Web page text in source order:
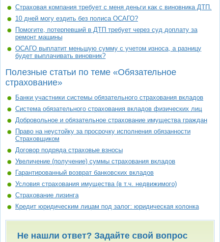
Страховая компания требует с меня деньги как с виновника ДТП.
10 дней могу ездить без полиса ОСАГО?
Помогите, потерпевший в ДТП требует через суд доплату за
ремонт машины
ОСАГО выплатит меньшую сумму с учетом износа, а разницу
будет выплачивать виновник?
Полезные статьи по теме «Обязательное
страхование»
Банки участники системы обязательного страхования вкладов
Система обязательного страхования вкладов физических лиц
Добровольное и обязательное страхование имущества граждан
Право на неустойку за просрочку исполнения обязанности
Страховщиком
Договор подряда страховые взносы
Увеличение (получение) суммы страхования вкладов
Гарантированный возврат банковских вкладов
Условия страхования имущества (в т.ч. недвижимого)
Страхование лизинга
Кредит юридическим лицам под залог: юридическая колонка
Не нашли ответ? Задайте свой вопрос